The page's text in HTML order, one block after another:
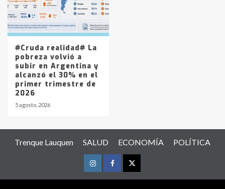
#Cruda realidad# La
pobreza volvió a
subir en Argentina y
alcanzó el 30% en el
primer trimestre de
2026
5 agosto, 2026
Trenque Lauquen SALUD ECONOMÍA POLÍTICA
InstagramFacebookTwitter